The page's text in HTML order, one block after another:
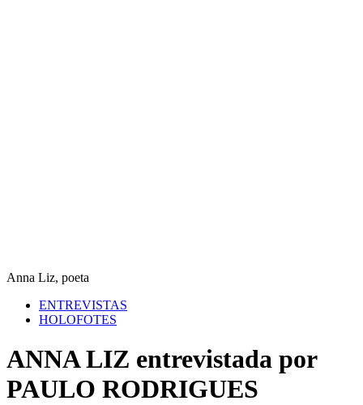
Anna Liz, poeta
ENTREVISTAS
HOLOFOTES
ANNA LIZ entrevistada por
PAULO RODRIGUES